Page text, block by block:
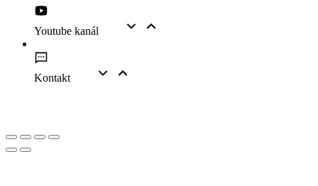
Youtube kanál
Kontakt